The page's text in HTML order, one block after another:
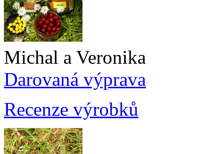
Michal a Veronika
Darovaná výprava
Recenze výrobků